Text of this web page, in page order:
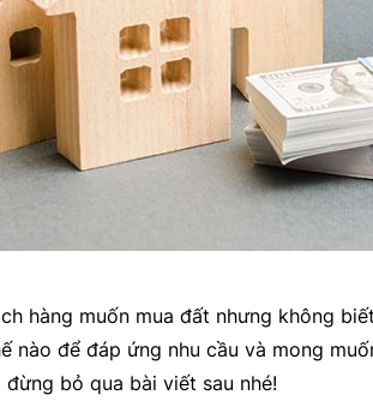
hàng muốn mua đất nhưng không
nào để đáp ứng nhu cầu và mong
bỏ qua bài viết sau nhé!